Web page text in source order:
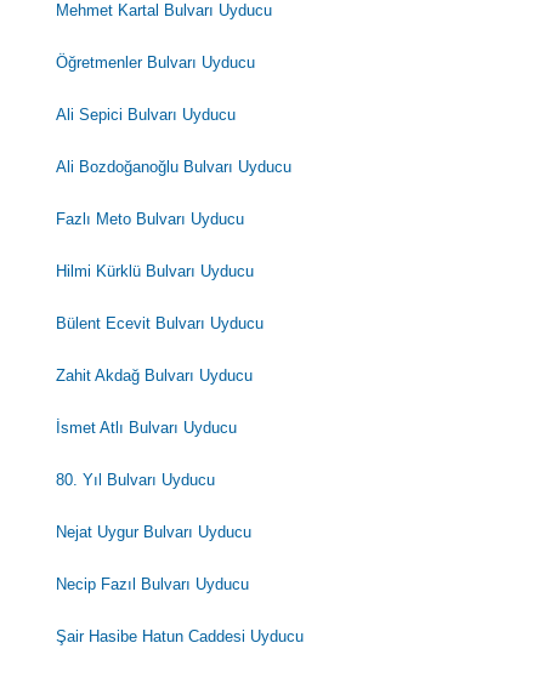
Mehmet Kartal Bulvarı Uyducu
Öğretmenler Bulvarı Uyducu
Ali Sepici Bulvarı Uyducu
Ali Bozdoğanoğlu Bulvarı Uyducu
Fazlı Meto Bulvarı Uyducu
Hilmi Kürklü Bulvarı Uyducu
Bülent Ecevit Bulvarı Uyducu
Zahit Akdağ Bulvarı Uyducu
İsmet Atlı Bulvarı Uyducu
80. Yıl Bulvarı Uyducu
Nejat Uygur Bulvarı Uyducu
Necip Fazıl Bulvarı Uyducu
Şair Hasibe Hatun Caddesi Uyducu